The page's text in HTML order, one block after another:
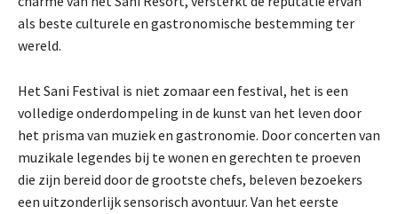
als beste culturele en gastronomische bestemming ter
wereld.
Het Sani Festival is niet zomaar een festival, het is een
volledige onderdompeling in de kunst van het leven door
het prisma van muziek en gastronomie. Door concerten van
muzikale legendes bij te wonen en gerechten te proeven
die zijn bereid door de grootste chefs, beleven bezoekers
een uitzonderlijk sensorisch avontuur. Van het eerste